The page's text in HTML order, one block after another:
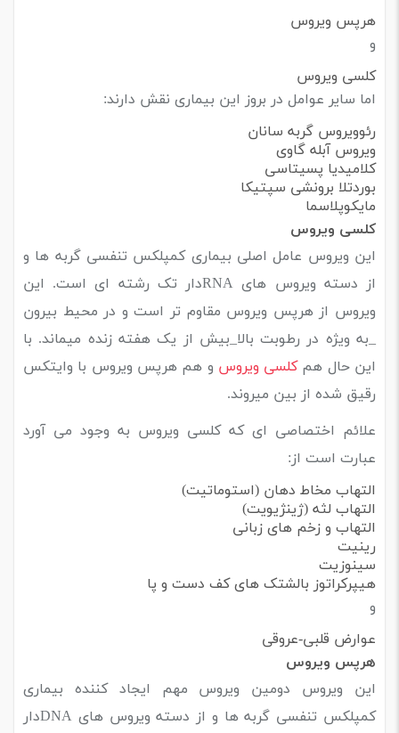
هرپس ویروس
و
کلسی ویروس
اما سایر عوامل در بروز این بیماری نقش دارند:
رئوویروس گربه سانان
ویروس آبله گاوی
کلامیدیا پسیتاسی
بوردتلا برونشی سپتیکا
مایکوپلاسما
کلسی ویروس
این ویروس عامل اصلی بیماری کمپلکس تنفسی گربه ها و
از دسته ویروس های RNAدار تک رشته ای است. این
ویروس از هرپس ویروس مقاوم تر است و در محیط بیرون
_به ویژه در رطوبت بالا_بیش از یک هفته زنده میماند. با
این حال همکلسی ویروس و هم هرپس ویروس با وایتکس
رقیق شده از بین میروند.
علائم اختصاصی ای که کلسی ویروس به وجود می آورد
عبارت است از:
التهاب مخاط دهان (استوماتیت)
التهاب لثه (ژینژیویت)
التهاب و زخم های زبانی
رینیت
سینوزیت
هیپرکراتوز بالشتک های کف دست و پا
و
عوارض قلبی-عروقی
هرپس ویروس
این ویروس دومین ویروس مهم ایجاد کننده بیماری
کمپلکس تنفسی گربه ها و از دسته ویروس های DNAدار